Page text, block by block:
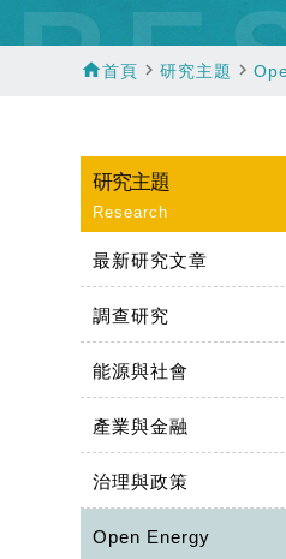
home首頁 navigate_next研究主題 navigate_next
研究主題
Research
最新研究文章
調查研究
能源與社會
產業與金融
治理與政策
Open Energy